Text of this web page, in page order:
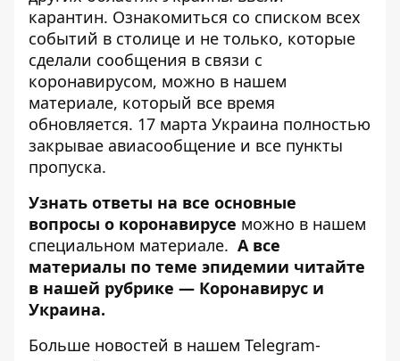
карантин. Ознакомиться со списком всех
событий в столице и не только, которые
сделали сообщения в связи с
коронавирусом, можно в нашем
материале, который все время
обновляется. 17 марта Украина полностью
закрывае авиасообщение и все пункты
пропуска.
Узнать ответы на все основные
вопросы о коронавирусе можно в нашем
специальном материале. А все
материалы по теме эпидемии читайте
в нашей рубрике — Коронавирус и
Украина.
Больше новостей в нашем Telegram-